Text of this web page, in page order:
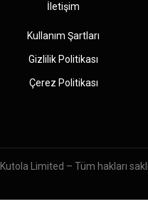
İletişim
Kullanım Şartları
Gizlilik Politikası
Çerez Politikası
Kutola Limited – Tüm hakları